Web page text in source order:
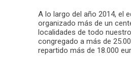
A lo largo del año 2014, el
organizado más de un
localidades de todo
congregado a más de
repartido más de 18.000